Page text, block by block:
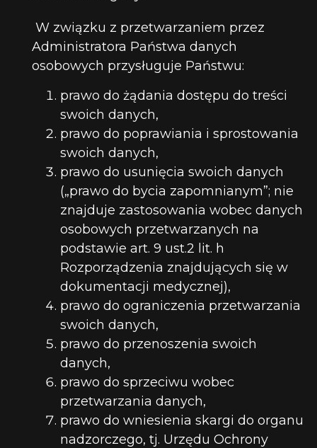
W związku z przetwarzaniem przez
Administratora Państwa danych
osobowych przysługuje Państwu:
prawo do żądania dostępu do treści
swoich danych,
prawo do poprawiania i sprostowania
swoich danych,
prawo do usunięcia swoich danych
(„prawo do bycia zapomnianym”; nie
znajduje zastosowania wobec danych
osobowych przetwarzanych na
podstawie art. 9 ust.2 lit. h
Rozporządzenia znajdujących się w
dokumentacji medycznej),
prawo do ograniczenia przetwarzania
swoich danych,
prawo do przenoszenia swoich
danych,
prawo do sprzeciwu wobec
przetwarzania danych,
prawo do wniesienia skargi do organu
nadzorczego, tj. Urzędu Ochrony